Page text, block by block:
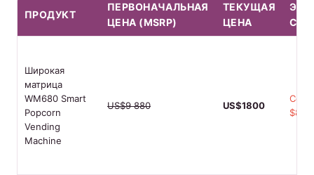
ПРОДУКТ
ПЕРВОНАЧАЛЬНАЯ
ЦЕНА (MSRP)
ТЕКУЩАЯ
ЦЕНА
Широкая
матрица
WM680 Smart
Popcorn
Vending
Machine
US$9 880 US$1800
$8,